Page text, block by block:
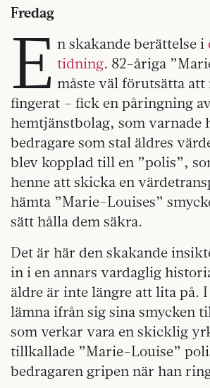
Fredag
E n skakande berättelse i
tidning. 82-åriga
måste väl förutsätta att
fingerat – fick en påringning
hemtjänstbolag, som varnade
bedragare som stal äldres
blev kopplad till en ”polis”,
henne att skicka en
hämta ”Marie-Louises”
sätt hålla dem säkra.
Det är här den skakande
in i en annars vardaglig
äldre är inte längre att lita på.
lämna ifrån sig sina smycken
som verkar vara en skicklig
tillkallade ”Marie-Louise”
bedragaren gripen när han